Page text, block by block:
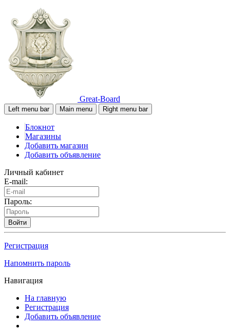
Great-Board
Left menu bar Main menu Right menu bar
Блокнот
Магазины
Добавить магазин
Добавить объявление
Личный кабинет
E-mail:
Пароль:
Войти
Регистрация
Напомнить пароль
Навигация
На главную
Регистрация
Добавить объявление